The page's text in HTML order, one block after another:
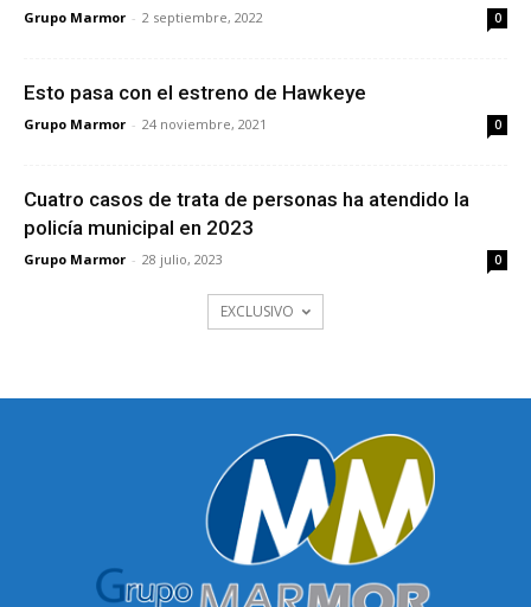
Grupo Marmor - 2 septiembre, 2022 0
Esto pasa con el estreno de Hawkeye
Grupo Marmor - 24 noviembre, 2021 0
Cuatro casos de trata de personas ha atendido la
policía municipal en 2023
Grupo Marmor - 28 julio, 2023 0
EXCLUSIVO